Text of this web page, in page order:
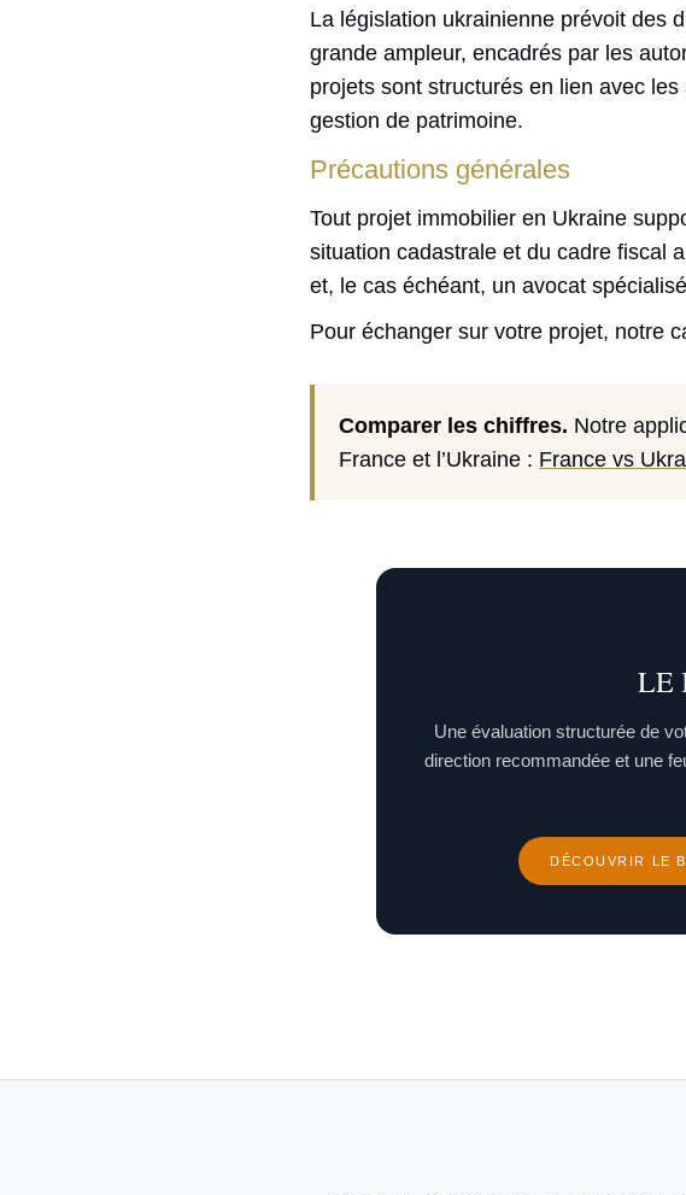
La législation ukrainienne prévoit des
grande ampleur, encadrés par les
projets sont structurés en lien avec
gestion de patrimoine.
Précautions générales
Tout projet immobilier en Ukraine
situation cadastrale et du cadre fiscal
et, le cas échéant, un avocat
Pour échanger sur votre projet, notre
Comparer les chiffres. Notre
France et l’Ukraine : France vs
LE
Une évaluation structurée de
direction recommandée et une
DÉCOUVRIR LE